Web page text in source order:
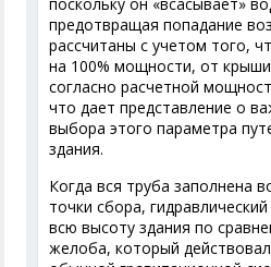
предотвращая попадание
рассчитаны с учетом того,
на 100% мощности, от
согласно расчетной
что дает представление о
выбора этого параметра
здания.
Когда вся труба заполнена
точки сбора,
всю высоту здания по
желоба, который